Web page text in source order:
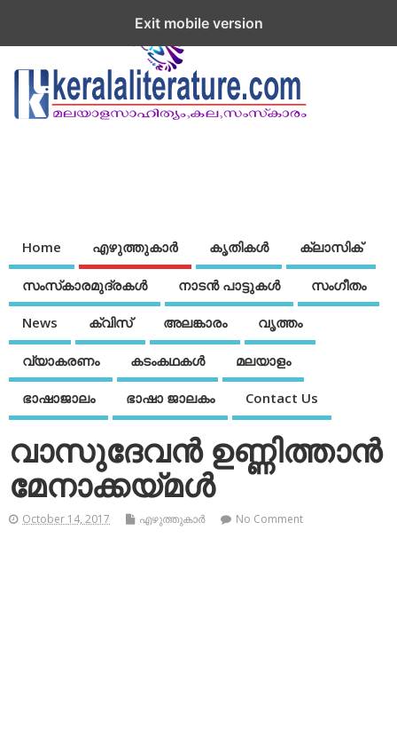
Home എഴുത്തുകാര്‍ കൃതികൾ ക്ലാസിക്
സംസ്‌കാരമുദ്രകള്‍ നാടന്‍ പാട്ടുകള്‍ സംഗീതം
News ക്വിസ് അലങ്കാരം വൃത്തം
വ്യാകരണം കടംകഥകള്‍ മലയാളം
ഭാഷാജാലം ഭാഷാ ജാലകം Contact Us
വാസുദേവന്‍ ഉണ്ണിത്താന്‍
മേനാക്കയ്മള്‍
October 14, 2017 എഴുത്തുകാര്‍ No Comment
Exit mobile version